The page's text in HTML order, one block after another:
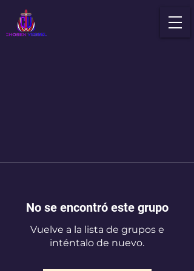
No se encontró este grupo
Vuelve a la lista de grupos e
inténtalo de nuevo.